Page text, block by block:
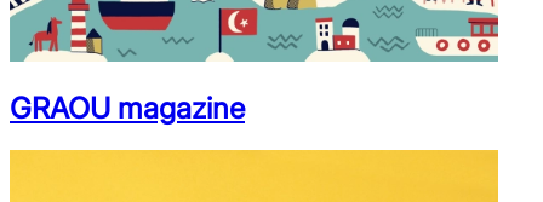
GRAOU magazine